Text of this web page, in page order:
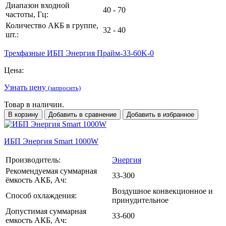
Диапазон входной
частоты, Гц:
40 - 70
Количество АКБ в группе,
шт.:
32 - 40
Трехфазные ИБП Энергия Прайм-33-60K-0
Цена:
Узнать цену (запросить)
Товар в наличии.
В корзину Добавить в сравнение Добавить в избранное
ИБП Энергия Smart 1000W
Производитель:
Энергия
Рекомендуемая суммарная
ёмкость АКБ, Ач:
33-300
Способ охлаждения:
Воздушное конвекционное и
принудительное
Допустимая суммарная
емкость АКБ, Ач:
33-600